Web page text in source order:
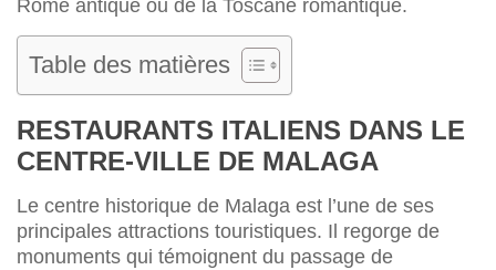
Rome antique ou de la Toscane romantique.
Table des matières
RESTAURANTS ITALIENS DANS LE
CENTRE-VILLE DE MALAGA
Le centre historique de Malaga est l’une de ses
principales attractions touristiques. Il regorge de
monuments qui témoignent du passage de